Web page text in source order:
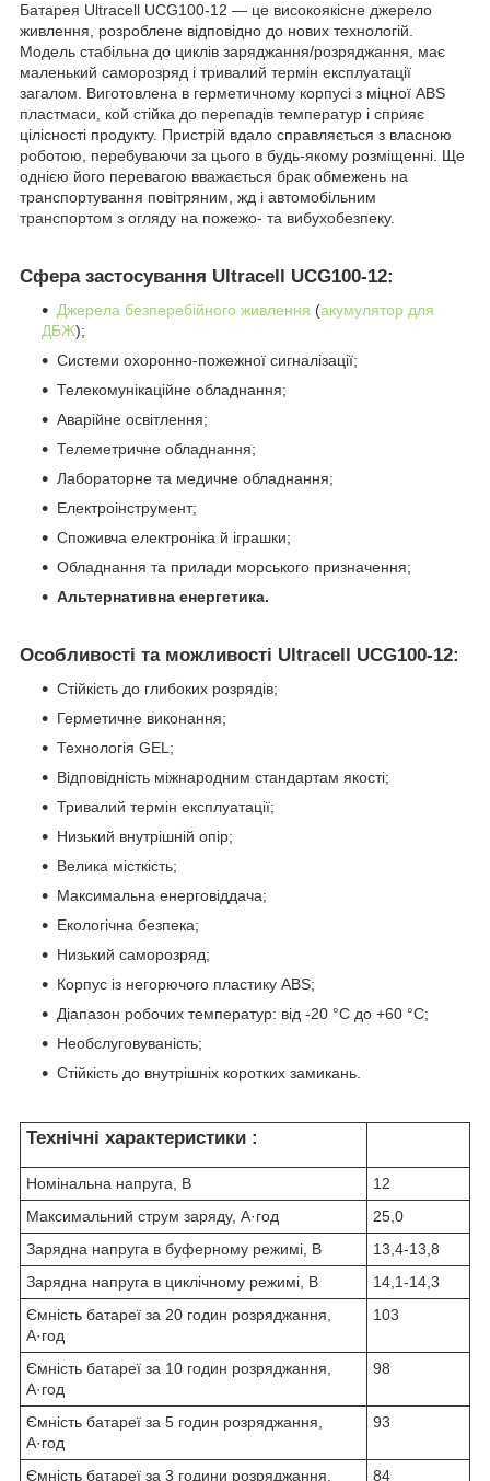
Батарея Ultracell UCG100-12 — це високоякісне джерело
живлення, розроблене відповідно до нових технологій.
Модель стабільна до циклів заряджання/розряджання, має
маленький саморозряд і тривалий термін експлуатації
загалом. Виготовлена в герметичному корпусі з міцної ABS
пластмаси, кой стійка до перепадів температур і сприяє
цілісності продукту. Пристрій вдало справляється з власною
роботою, перебуваючи за цього в будь-якому розміщенні. Ще
однією його перевагою вважається брак обмежень на
транспортування повітряним, жд і автомобільним
транспортом з огляду на пожежо- та вибухобезпеку.
Сфера застосування Ultracell UCG100-12:
Джерела безперебійного живлення (акумулятор для
ДБЖ);
Системи охоронно-пожежної сигналізації;
Телекомунікаційне обладнання;
Аварійне освітлення;
Телеметричне обладнання;
Лабораторне та медичне обладнання;
Електроінструмент;
Споживча електроніка й іграшки;
Обладнання та прилади морського призначення;
Альтернативна енергетика.
Особливості та можливості Ultracell UCG100-12:
Стійкість до глибоких розрядів;
Герметичне виконання;
Технологія GEL;
Відповідність міжнародним стандартам якості;
Тривалий термін експлуатації;
Низький внутрішній опір;
Велика місткість;
Максимальна енерговіддача;
Екологічна безпека;
Низький саморозряд;
Корпус із негорючого пластику ABS;
Діапазон робочих температур: від -20 °C до +60 °C;
Необслуговуваність;
Стійкість до внутрішніх коротких замикань.
Технічні характеристики :
Номінальна напруга, В
12
Максимальний струм заряду, А·год
25,0
Зарядна напруга в буферному режимі, В
13,4-13,8
Зарядна напруга в циклічному режимі, В
14,1-14,3
Ємність батареї за 20 годин розряджання,
А·год
103
Ємність батареї за 10 годин розряджання,
А·год
98
Ємність батареї за 5 годин розряджання,
А·год
93
Ємність батареї за 3 години розряджання, 84